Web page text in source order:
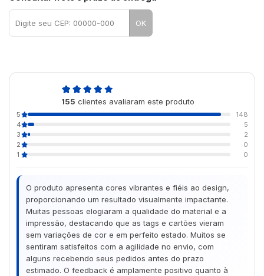
OK
155 clientes avaliaram este produto
5
148
4
5
3
2
2
0
1
0
O produto apresenta cores vibrantes e fiéis ao design,
proporcionando um resultado visualmente impactante.
Muitas pessoas elogiaram a qualidade do material e a
impressão, destacando que as tags e cartões vieram
sem variações de cor e em perfeito estado. Muitos se
sentiram satisfeitos com a agilidade no envio, com
alguns recebendo seus pedidos antes do prazo
estimado. O feedback é amplamente positivo quanto à